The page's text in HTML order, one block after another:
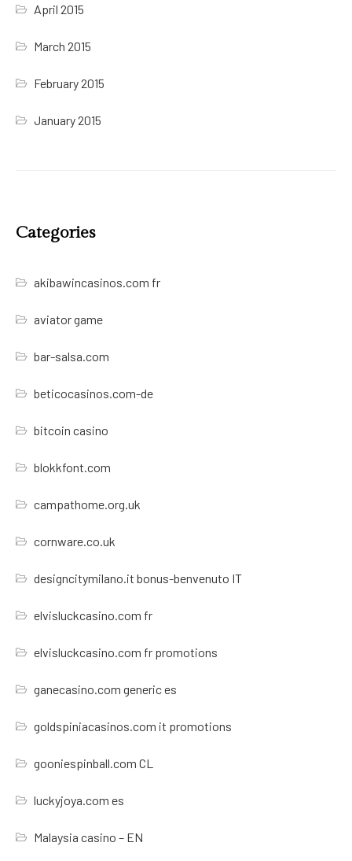
April 2015
March 2015
February 2015
January 2015
Categories
akibawincasinos.com fr
aviator game
bar-salsa.com
beticocasinos.com-de
bitcoin casino
blokkfont.com
campathome.org.uk
cornware.co.uk
designcitymilano.it bonus-benvenuto IT
elvisluckcasino.com fr
elvisluckcasino.com fr promotions
ganecasino.com generic es
goldspiniacasinos.com it promotions
gooniespinball.com CL
luckyjoya.com es
Malaysia casino – EN